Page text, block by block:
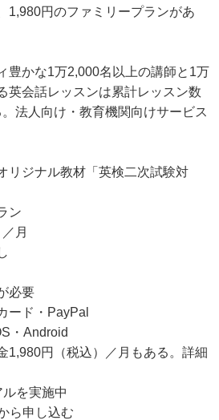
1,980円のファミリープランがあ
豊かな1万2,000名以上の講師と1万
英会話レッスンは累計レッスン数
法人向け・教育機関向けサービス
リジナル教材「英検二次試験対
ン
月
必要
ード・PayPal
・Android
1,980円（税込）／月もある。詳細
を実施中
ら申し込む